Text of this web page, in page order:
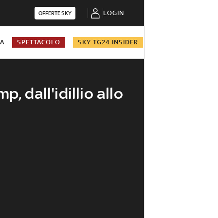
OFFERTE SKY LOGIN
SPETTACOLO SKY TG24 INSIDER
dall'idillio allo